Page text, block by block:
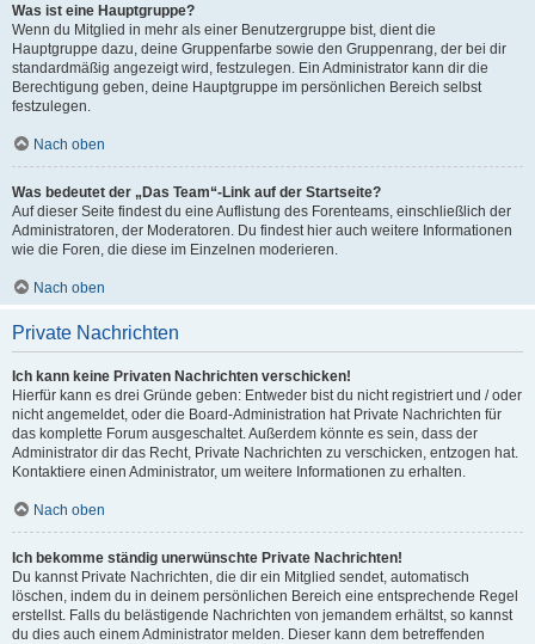
Was ist eine Hauptgruppe?
Wenn du Mitglied in mehr als einer Benutzergruppe bist, dient die
Hauptgruppe dazu, deine Gruppenfarbe sowie den Gruppenrang, der bei dir
standardmäßig angezeigt wird, festzulegen. Ein Administrator kann dir die
Berechtigung geben, deine Hauptgruppe im persönlichen Bereich selbst
festzulegen.
Nach oben
Was bedeutet der „Das Team“-Link auf der Startseite?
Auf dieser Seite findest du eine Auflistung des Forenteams, einschließlich der
Administratoren, der Moderatoren. Du findest hier auch weitere Informationen
wie die Foren, die diese im Einzelnen moderieren.
Nach oben
Private Nachrichten
Ich kann keine Privaten Nachrichten verschicken!
Hierfür kann es drei Gründe geben: Entweder bist du nicht registriert und / oder
nicht angemeldet, oder die Board-Administration hat Private Nachrichten für
das komplette Forum ausgeschaltet. Außerdem könnte es sein, dass der
Administrator dir das Recht, Private Nachrichten zu verschicken, entzogen hat.
Kontaktiere einen Administrator, um weitere Informationen zu erhalten.
Nach oben
Ich bekomme ständig unerwünschte Private Nachrichten!
Du kannst Private Nachrichten, die dir ein Mitglied sendet, automatisch
löschen, indem du in deinem persönlichen Bereich eine entsprechende Regel
erstellst. Falls du belästigende Nachrichten von jemandem erhältst, so kannst
du dies auch einem Administrator melden. Dieser kann dem betreffenden